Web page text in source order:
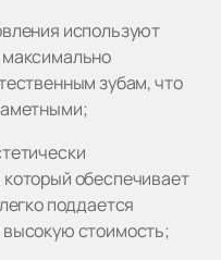
используют
зубам, что
обеспечивает
поддается
стоимость;